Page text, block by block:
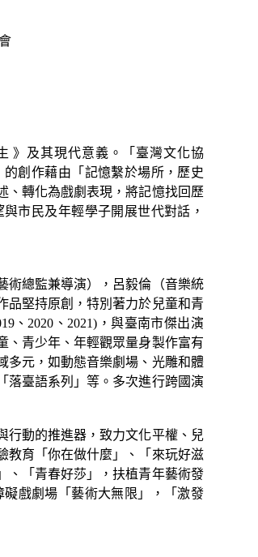
》及其現代意義。「臺灣文化協
創作藉由「記憶繫於場所，歷史
、轉化為戲劇表現，將記憶找回歷
市民及年輕學子開展世代對話，
術總監兼導演），呂毅倫（音樂統
品堅持原創，特別著力於兒童和青
、2020、2021)，與臺南市傑出演
、青少年、年輕觀眾量身製作富有
多元，如動態音樂劇場、光雕和體
落臺語系列」等。多次進行跨國演
行動的推進器，致力文化平權、兒
教育「你在做什麼」、「來玩好滋
、「青春好莎」，扶植青年藝術發
礙戲劇場「藝術大無限」，「激發